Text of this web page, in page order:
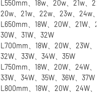
L550mm、18w、20w、21w、
20w、21w、22w、23w、24w、
L650mm、18W、20W、21W、
30W、31W、32W
L700mm、18W、20W、23W、
32W、33W、34W、35W
L750mm、18W、20W、24W、
33W、34W、35W、36W、37W
L800mm、18W、20W、24W、